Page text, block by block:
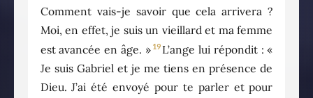
Comment vais-je savoir que cela arrivera ?
Moi, en effet, je suis un vieillard et ma femme
est avancée en âge. » 19 L’ange lui répondit : «
Je suis Gabriel et je me tiens en présence de
Dieu. J’ai été envoyé pour te parler et pour